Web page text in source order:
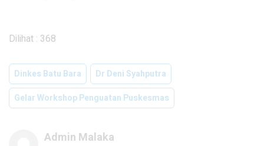
Dilihat : 368
Dinkes Batu Bara
Dr Deni Syahputra
Gelar Workshop Penguatan Puskesmas
Admin Malaka